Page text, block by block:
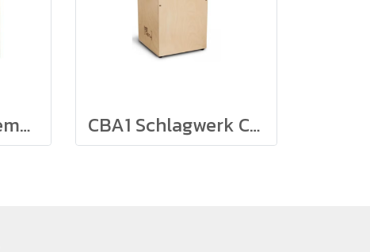
Mondo Cajon Remo รุ่น CJ-6129-00 CBA1 Schlagwerk Construction kit คาฮองประกอบเอง